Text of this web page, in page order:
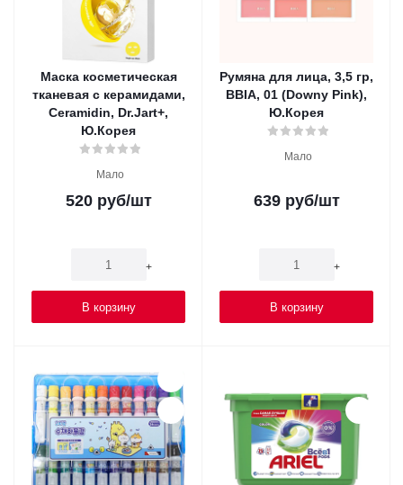
Маска косметическая
тканевая с керамидами,
Ceramidin, Dr.Jart+,
Ю.Корея
Мало
520руб/шт
+
В корзину
Румяна для лица, 3,5 гр,
BBIA, 01 (Downy Pink),
Ю.Корея
Мало
639руб/шт
+
В корзину